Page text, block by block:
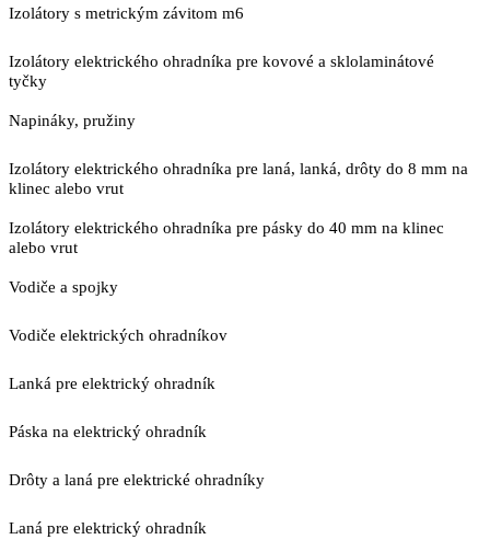
Izolátory s metrickým závitom m6
Izolátory elektrického ohradníka pre kovové a sklolaminátové
tyčky
Napináky, pružiny
Izolátory elektrického ohradníka pre laná, lanká, drôty do 8 mm na
klinec alebo vrut
Izolátory elektrického ohradníka pre pásky do 40 mm na klinec
alebo vrut
Vodiče a spojky
Vodiče elektrických ohradníkov
Lanká pre elektrický ohradník
Páska na elektrický ohradník
Drôty a laná pre elektrické ohradníky
Laná pre elektrický ohradník